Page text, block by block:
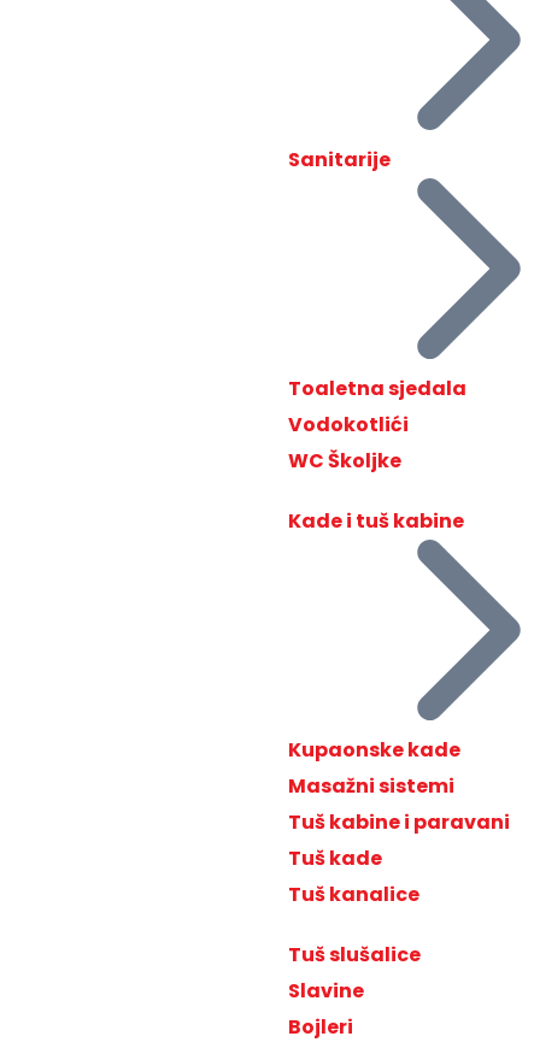
Sanitarije
Toaletna sjedala
Vodokotlići
WC Školjke
Kade i tuš kabine
Kupaonske kade
Masažni sistemi
Tuš kabine i paravani
Tuš kade
Tuš kanalice
Tuš slušalice
Slavine
Bojleri